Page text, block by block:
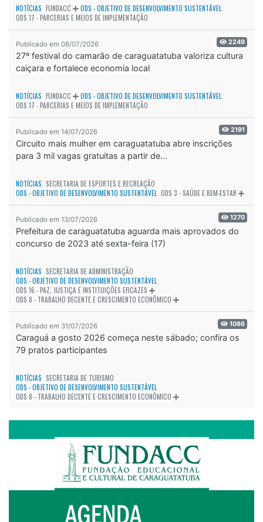
NOTÍCIAS FUNDACC
ODS - OBJETIVO DE DESENVOLVIMENTO SUSTENTÁVEL
ODS 17 - PARCERIAS E MEIOS DE IMPLEMENTAÇÃO
Publicado em 08/07/2026 2249
27º festival do camarão de caraguatatuba valoriza cultura
caiçara e fortalece economia local
NOTÍCIAS FUNDACC
ODS - OBJETIVO DE DESENVOLVIMENTO SUSTENTÁVEL
ODS 17 - PARCERIAS E MEIOS DE IMPLEMENTAÇÃO
Publicado em 14/07/2026 2191
Circuito mais mulher em caraguatatuba abre inscrições
para 3 mil vagas gratuitas a partir de...
NOTÍCIAS SECRETARIA DE ESPORTES E RECREAÇÃO
ODS - OBJETIVO DE DESENVOLVIMENTO SUSTENTÁVEL ODS 3 - SAÚDE E BEM-ESTAR
Publicado em 13/07/2026 1270
Prefeitura de caraguatatuba aguarda mais aprovados do
concurso de 2023 até sexta-feira (17)
NOTÍCIAS SECRETARIA DE ADMINISTRAÇÃO
ODS - OBJETIVO DE DESENVOLVIMENTO SUSTENTÁVEL
ODS 16 - PAZ, JUSTIÇA E INSTITUIÇÕES EFICAZES
ODS 8 - TRABALHO DECENTE E CRESCIMENTO ECONÔMICO
Publicado em 31/07/2026 1086
Caraguá a gosto 2026 começa neste sábado; confira os
79 pratos participantes
NOTÍCIAS SECRETARIA DE TURISMO
ODS - OBJETIVO DE DESENVOLVIMENTO SUSTENTÁVEL
ODS 8 - TRABALHO DECENTE E CRESCIMENTO ECONÔMICO